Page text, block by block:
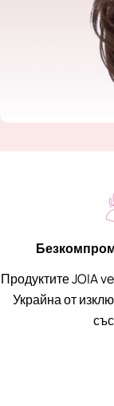
Продуктите JOIA
Украйна от